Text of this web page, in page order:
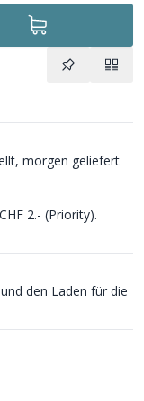
morgen geliefert
2.- (Priority).
den Laden für die